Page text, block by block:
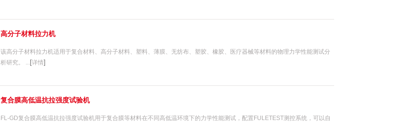
高分子材料拉力机
该高分子材料拉力机适用于复合材料、高分子材料、塑料、薄膜、无纺布、塑胶、橡胶、医疗器械等材料的物理力学性能测试分
析研究。 ... [详情]
复合膜高低温抗拉强度试验机
FL-GD复合膜高低温抗拉强度试验机用于复合膜等材料在不同高低温环境下的力学性能测试，配置FULETEST测控系统，可以自